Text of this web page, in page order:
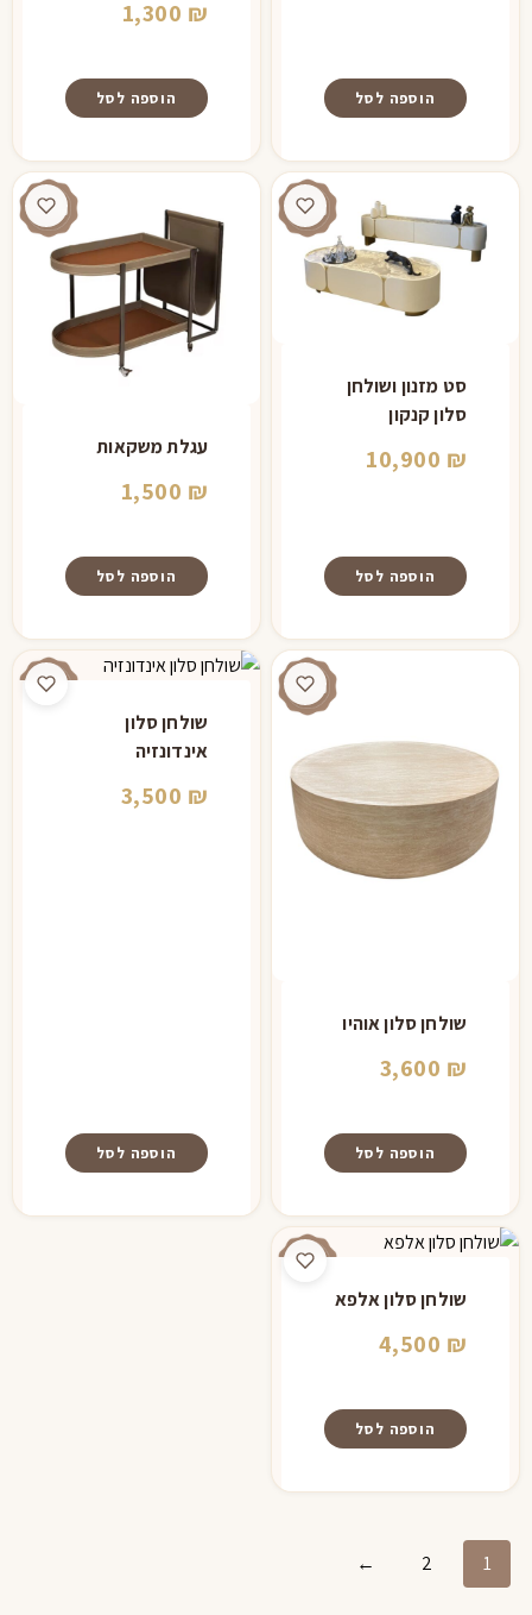
הוספה לסל
המקורי
2,000 ₪.
1,300 ₪
הוא:
1,300 ₪.
הוספה לסל
סט מזנון ושולחן
סלון קנקון
10,900 ₪
הוספה לסל
עגלת משקאות
1,500 ₪
הוספה לסל
שולחן סלון אוהיו
3,600 ₪
הוספה לסל
שולחן סלון
אינדונזיה
3,500 ₪
הוספה לסל
שולחן סלון אלפא
4,500 ₪
הוספה לסל
1
2
←